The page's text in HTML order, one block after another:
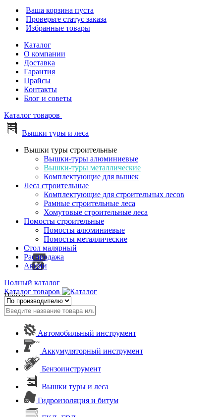
Ваша корзина пуста
Проверьте статус заказа
Избранные товары
Каталог
О компании
Доставка
Гарантия
Прайсы
Контакты
Блог и советы
Каталог товаров
Вышки туры и леса
Вышки туры строительные
Вышки-туры алюминиевые
Вышки-туры металлические
Комплектующие для вышек
Леса строительные
Комплектующие для строительных лесов
Рамные строительные леса
Хомутовые строительные леса
Помосты строительные
Помосты алюминиевые
Помосты металлические
Стол малярный
Распродажа
Акции
Полный каталог
Каталог товаров
Найти
Автомобильный инструмент
Аккумуляторный инструмент
Бензоинструмент
Вышки туры и леса
Гидроизоляция и битум